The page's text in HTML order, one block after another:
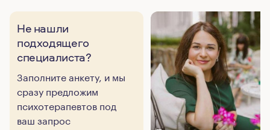
Не нашли
подходящего
специалиста?
Заполните анкету, и мы
сразу предложим
психотерапевтов под
ваш запрос